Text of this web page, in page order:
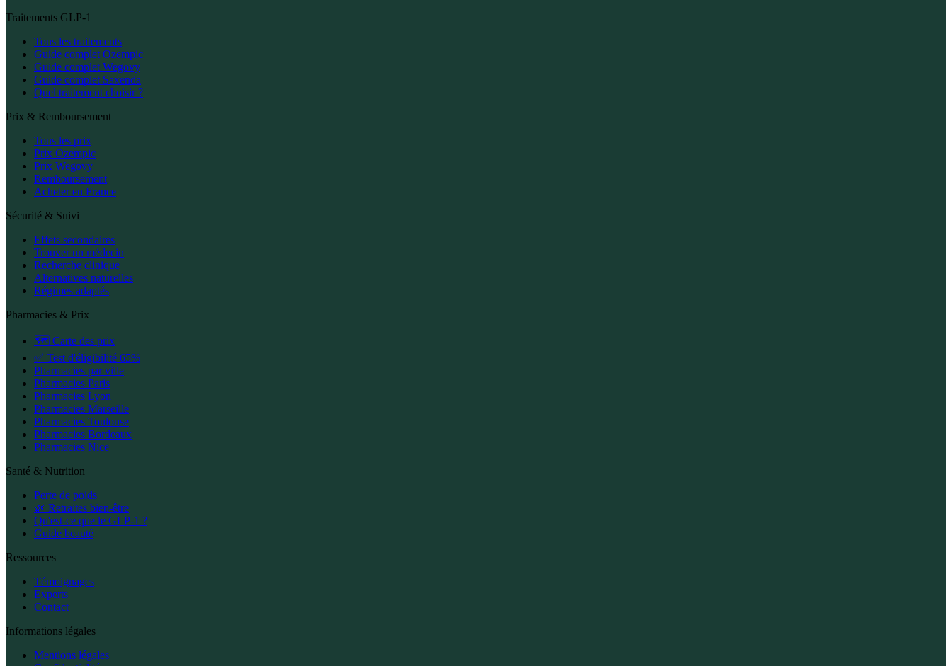
Traitements GLP-1
Tous les traitements
Guide complet Ozempic
Guide complet Wegovy
Guide complet Saxenda
Quel traitement choisir ?
Prix & Remboursement
Tous les prix
Prix Ozempic
Prix Wegovy
Remboursement
Acheter en France
Sécurité & Suivi
Effets secondaires
Trouver un médecin
Recherche clinique
Alternatives naturelles
Régimes adaptés
Pharmacies & Prix
🗺️ Carte des prix
✅ Test d'éligibilité 65%
Pharmacies par ville
Pharmacies Paris
Pharmacies Lyon
Pharmacies Marseille
Pharmacies Toulouse
Pharmacies Bordeaux
Pharmacies Nice
Santé & Nutrition
Perte de poids
🌿 Retraites bien-être
Qu'est-ce que le GLP-1 ?
Guide beauté
Ressources
Témoignages
Experts
Contact
Informations légales
Mentions légales